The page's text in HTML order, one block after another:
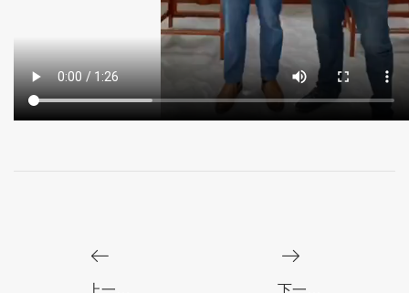
上一篇文章：大兴宣传片 下一篇文章：大兴智能 进驻惠州高升高新工业园 2021-07